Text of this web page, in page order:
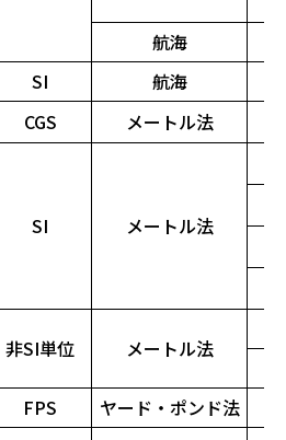
航海
SI
航海
CGS メートル法
SI メートル法
非SI単位 メートル法
FPS ヤード・ポンド法